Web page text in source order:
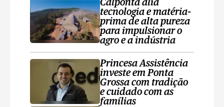
Calponta alia
tecnologia e matéria-
prima de alta pureza
para impulsionar o
agro e a indústria
Princesa Assistência
investe em Ponta
Grossa com tradição
e cuidado com as
famílias